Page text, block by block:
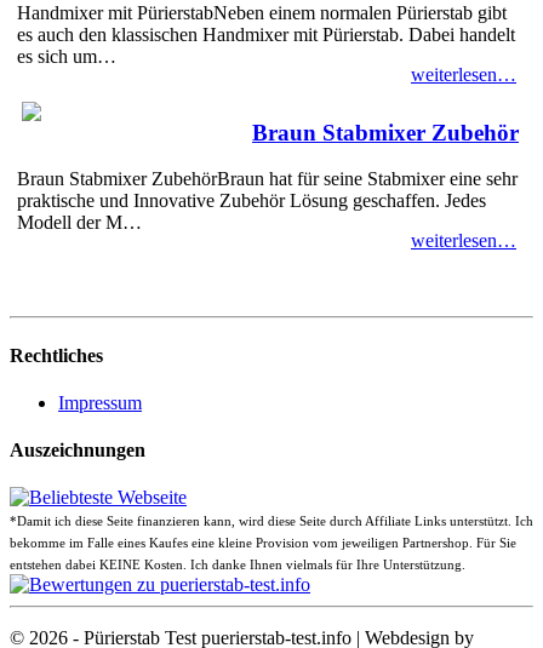
Handmixer mit PürierstabNeben einem normalen Pürierstab gibt
es auch den klassischen Handmixer mit Pürierstab. Dabei handelt
es sich um…
weiterlesen…
Braun Stabmixer Zubehör
Braun Stabmixer ZubehörBraun hat für seine Stabmixer eine sehr
praktische und Innovative Zubehör Lösung geschaffen. Jedes
Modell der M…
weiterlesen…
Rechtliches
Impressum
Auszeichnungen
*Damit ich diese Seite finanzieren kann, wird diese Seite durch Affiliate Links unterstützt. Ich
bekomme im Falle eines Kaufes eine kleine Provision vom jeweiligen Partnershop. Für Sie
entstehen dabei KEINE Kosten. Ich danke Ihnen vielmals für Ihre Unterstützung.
© 2026 - Pürierstab Test puerierstab-test.info | Webdesign by